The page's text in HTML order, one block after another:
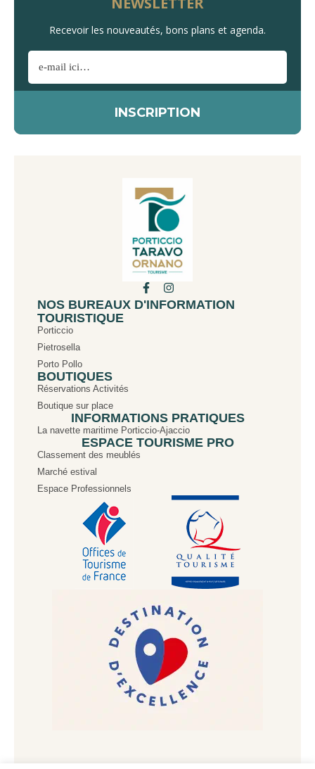
Recevoir les nouveautés, bons plans et agenda.
NOS BUREAUX D'INFORMATION
TOURISTIQUE
Porticcio
Pietrosella
Porto Pollo
BOUTIQUES
Réservations Activités
Boutique sur place
INFORMATIONS PRATIQUES
La navette maritime Porticcio-Ajaccio
ESPACE TOURISME PRO
Classement des meublés
Marché estival
Espace Professionnels